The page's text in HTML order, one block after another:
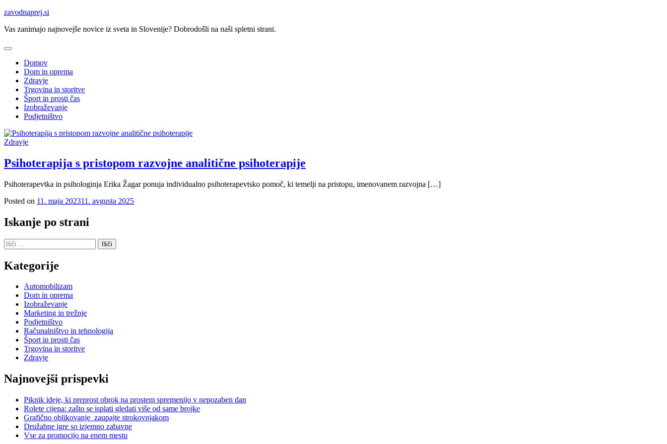
Skip
content
zavodnaprej.si
Vas zanimajo najnovejše novice iz sveta in Slovenije? Dobrodošli na naši spletni strani.
Domov
Dom in oprema
Zdravje
Trgovina in storitve
Šport in prosti čas
Izobraževanje
Podjetništvo
Zdravje
Psihoterapija s pristopom razvojne analitične psihoterapije
Psihoterapevtka in psihologinja Erika Žagar ponuja individualno psihoterapevtsko pomoč, ki temelji na pristopu, imenovanem razvojna […]
Posted on 11. maja 202311. avgusta 2025
Iskanje po strani
Išči:
Kategorije
Automobilizam
Dom in oprema
Izobraževanje
Marketing in trežnje
Podjetništvo
Računalništvo in tehnologija
Šport in prosti čas
Trgovina in storitve
Zdravje
Najnovejši prispevki
Piknik ideje, ki preprost obrok na prostem spremenijo v nepozaben dan
Rolete cijena: zašto se isplati gledati više od same brojke
Grafično oblikovanje zaupajte strokovnjakom
Družabne igre so izjemno zabavne
Vse za promocijo na enem mestu